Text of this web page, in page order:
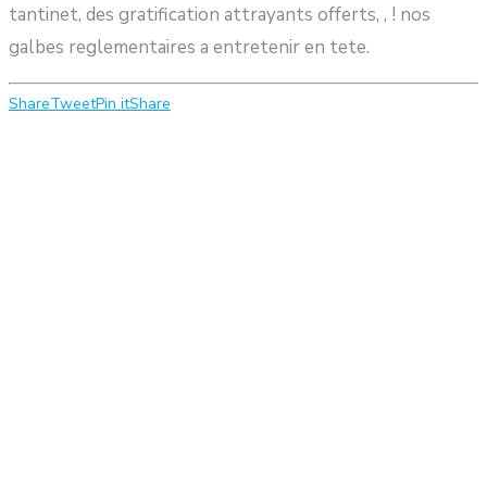
tantinet, des gratification attrayants offerts, , ! nos
galbes reglementaires a entretenir en tete.
ShareTweetPin itShare